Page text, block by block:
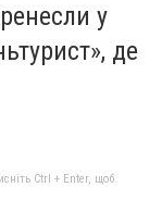
у
де
Ctrl + Enter, щоб